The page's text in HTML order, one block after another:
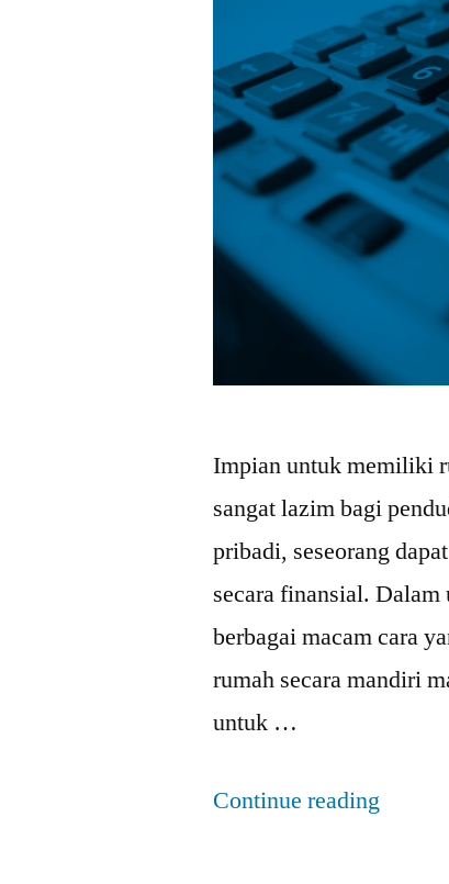
Impian untuk memiliki
sangat lazim bagi
pribadi, seseorang
secara finansial.
berbagai macam cara
rumah secara mandiri
untuk …
Continue reading